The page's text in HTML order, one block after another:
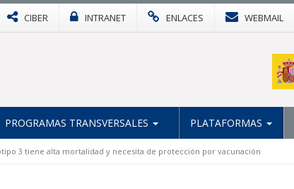
CIBER INTRANET ENLACES WEBMAIL
PROGRAMAS TRANSVERSALES PLATAFORMAS
3 tiene alta mortalidad y necesita de protección por vacunación